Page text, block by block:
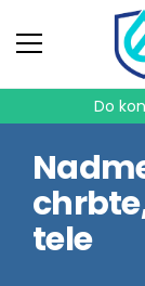
Do
tele